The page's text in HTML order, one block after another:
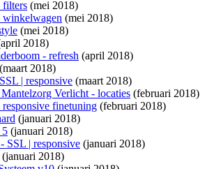
filters (mei 2018)
winkelwagen (mei 2018)
(mei 2018)
2018)
- refresh (april 2018)
(maart 2018)
| responsive (maart 2018)
Verlicht - locaties (februari 2018)
finetuning (februari 2018)
(januari 2018)
5 (januari 2018)
SSL | responsive (januari 2018)
(januari 2018)